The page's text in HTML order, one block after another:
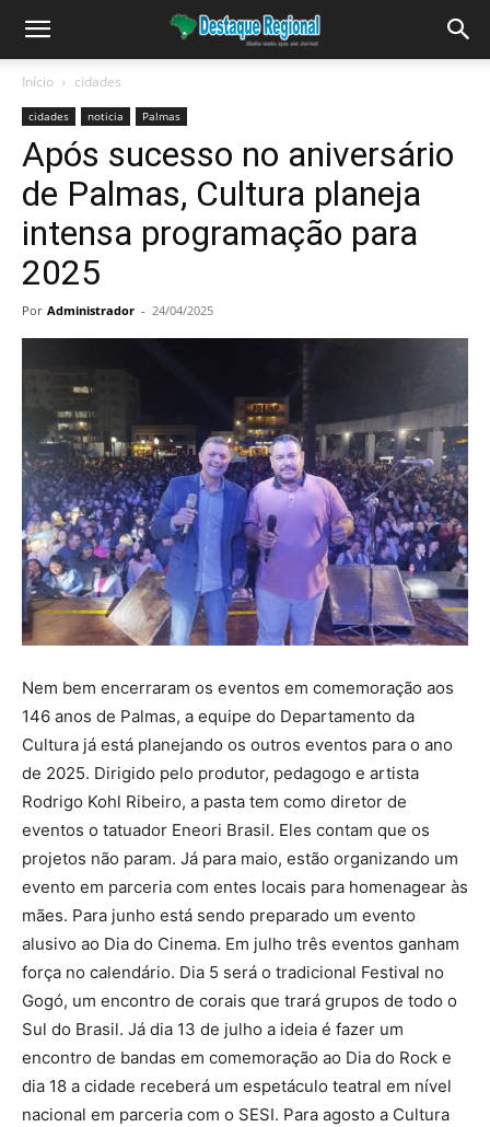
Início cidades
cidades noticia Palmas
Após sucesso no aniversário
de Palmas, Cultura planeja
intensa programação para
2025
Por Administrador - 24/04/2025
Nem bem encerraram os eventos em comemoração aos
146 anos de Palmas, a equipe do Departamento da
Cultura já está planejando os outros eventos para o ano
de 2025. Dirigido pelo produtor, pedagogo e artista
Rodrigo Kohl Ribeiro, a pasta tem como diretor de
eventos o tatuador Eneori Brasil. Eles contam que os
projetos não param. Já para maio, estão organizando um
evento em parceria com entes locais para homenagear às
mães. Para junho está sendo preparado um evento
alusivo ao Dia do Cinema. Em julho três eventos ganham
força no calendário. Dia 5 será o tradicional Festival no
Gogó, um encontro de corais que trará grupos de todo o
Sul do Brasil. Já dia 13 de julho a ideia é fazer um
encontro de bandas em comemoração ao Dia do Rock e
dia 18 a cidade receberá um espetáculo teatral em nível
nacional em parceria com o SESI. Para agosto a Cultura